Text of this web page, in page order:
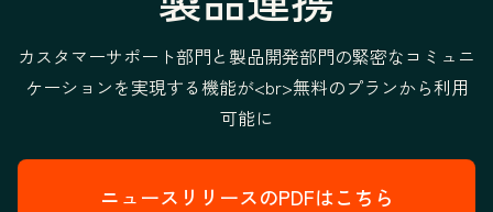
カスタマーサポート部門と製品開発部門の緊密なコミュニ
ケーションを実現する機能が<br>無料のプランから利用
可能に
ニュースリリースのPDFはこちら